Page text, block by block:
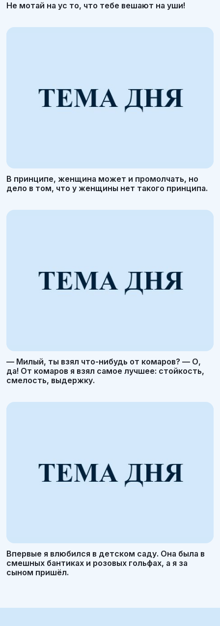
Не мотай на ус то, что тебе вешают на уши!
В принципе, женщина может и промолчать, но
дело в том, что у женщины нет такого принципа.
— Милый, ты взял что-нибудь от комаров? — О,
да! От комаров я взял самое лучшее: стойкость,
смелость, выдержку.
Впервые я влюбился в детском саду. Она была в
смешных бантиках и розовых гольфах, а я за
сыном пришёл.